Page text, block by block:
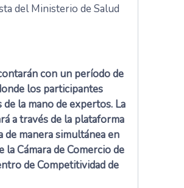
del Ministerio de Salud
con un período de
los participantes
la mano de expertos. La
a través de la plataforma
manera simultánea en
la Cámara de Comercio de
de Competitividad de